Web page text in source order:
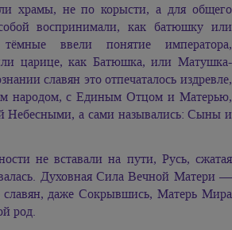
храмы, не по корысти, а для общего
воспринимали, как батюшку или
ввели понятие императора,
царице, как Батюшка, или Матушка-
славян это отпечаталось издревле,
народом, с Единым Отцом и Матерью,
а сами назывались: Сыны и
не вставали на пути, Русь, сжатая
Духовная Сила Вечной Матери —
даже Сокрывшись, Матерь Мира
род.